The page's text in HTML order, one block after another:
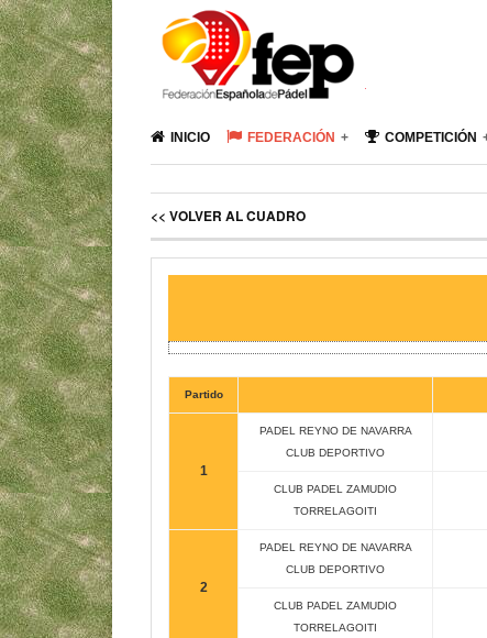
INICIO FEDERACIÓN COMPETICIÓN
<< VOLVER AL CUADRO
Partido
1
PADEL REYNO DE NAVARRA
CLUB DEPORTIVO
CLUB PADEL ZAMUDIO
TORRELAGOITI
2
PADEL REYNO DE NAVARRA
CLUB DEPORTIVO
CLUB PADEL ZAMUDIO
TORRELAGOITI